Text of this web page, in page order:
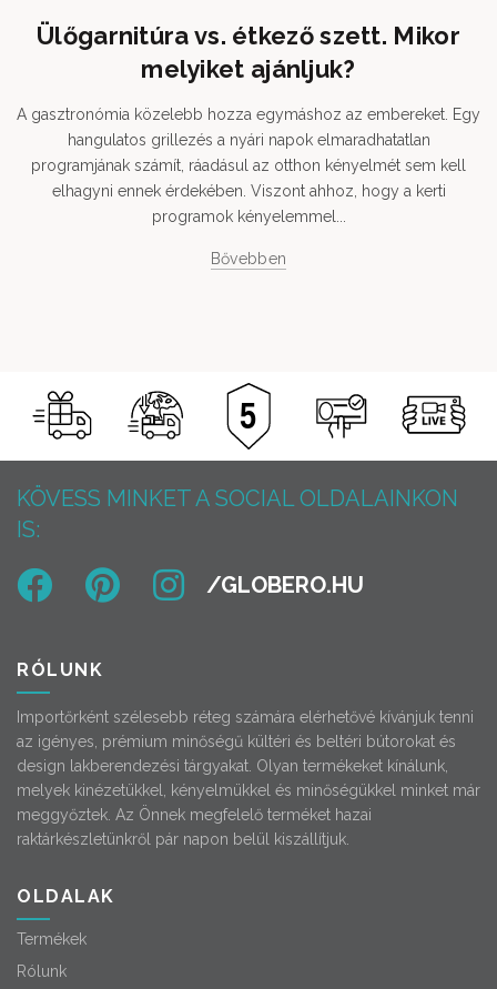
Ülőgarnitúra vs. étkező szett. Mikor
melyiket ajánljuk?
A gasztronómia közelebb hozza egymáshoz az embereket. Egy
hangulatos grillezés a nyári napok elmaradhatatlan
programjának számít, ráadásul az otthon kényelmét sem kell
elhagyni ennek érdekében. Viszont ahhoz, hogy a kerti
programok kényelemmel...
Bővebben
KÖVESS MINKET A SOCIAL OLDALAINKON
IS:
RÓLUNK
Importőrként szélesebb réteg számára elérhetővé kívánjuk tenni
az igényes, prémium minőségű kültéri és beltéri bútorokat és
design lakberendezési tárgyakat. Olyan termékeket kínálunk,
melyek kinézetükkel, kényelmükkel és minőségükkel minket már
meggyőztek. Az Önnek megfelelő terméket hazai
raktárkészletünkről pár napon belül kiszállítjuk.
OLDALAK
Termékek
Rólunk